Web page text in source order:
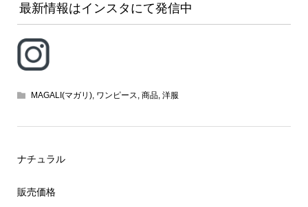
最新情報はインスタにて発信中
MAGALI(マガリ), ワンピース, 商品, 洋服
ナチュラル
販売価格